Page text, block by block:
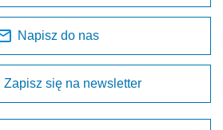
Napisz do nas
Zapisz się na newsletter